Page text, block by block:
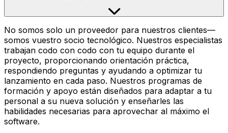
No somos solo un proveedor para nuestros clientes—
somos vuestro socio tecnológico. Nuestros especialistas
trabajan codo con codo con tu equipo durante el
proyecto, proporcionando orientación práctica,
respondiendo preguntas y ayudando a optimizar tu
lanzamiento en cada paso. Nuestros programas de
formación y apoyo están diseñados para adaptar a tu
personal a su nueva solución y enseñarles las
habilidades necesarias para aprovechar al máximo el
software.